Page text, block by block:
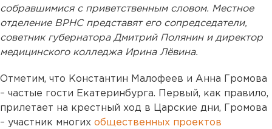
собравшимися с приветственным словом. Местное
отделение ВРНС представят его сопредседатели,
советник губернатора Дмитрий Полянин и директор
медицинского колледжа Ирина Лёвина.
Отметим, что Константин Малофеев и Анна Громова
– частые гости Екатеринбурга. Первый, как правило,
прилетает на крестный ход в Царские дни, Громова
– участник многих общественных проектов